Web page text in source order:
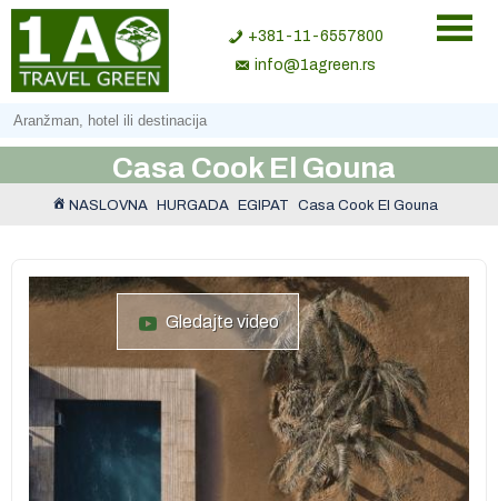
+381-11-6557800
info@1agreen.rs
Casa Cook El Gouna
NASLOVNA HURGADA EGIPAT Casa Cook El Gouna
Gledajte video